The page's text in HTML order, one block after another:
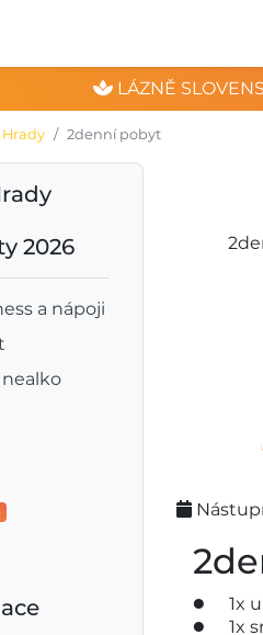
LÁZNĚ
Hrady 2denní pobyt
2026
a nápoji
1x
1x